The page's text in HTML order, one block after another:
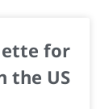
for
the US